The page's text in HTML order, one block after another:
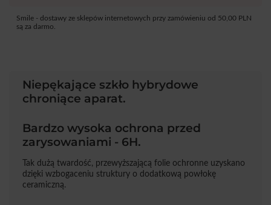
Smile - dostawy ze sklepów internetowych przy zamówieniu od 50,00 PLN
są za darmo.
Niepękające szkło hybrydowe
chroniące aparat.
Bardzo wysoka ochrona przed
zarysowaniami - 6H.
Tak dużą twardość, przewyższającą folie ochronne uzyskano
dzięki wzbogaceniu struktury o dodatkową powłokę
ceramiczną.